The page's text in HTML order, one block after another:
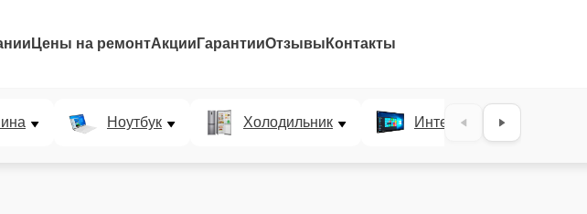
Цены на ремонтАкции ГарантииОтзывы Контакты
Ноутбук Холодильник Интерактивные панели